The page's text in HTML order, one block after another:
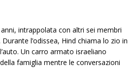
intrappolata con altri sei membri
l’odissea, Hind chiama lo zio in
Un carro armato israeliano
famiglia mentre le conversazioni